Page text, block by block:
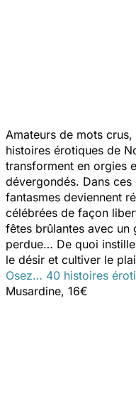
Amateurs de mots
histoires érotiques de
transforment en orgies
dévergondés. Dans
fantasmes deviennent
célébrées de façon
fêtes brûlantes avec un
perdue… De quoi
le désir et cultiver le
Osez… 40 histoires
Musardine, 16€